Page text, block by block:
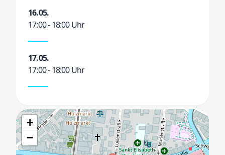
16.05.
17:00 - 18:00 Uhr
17.05.
17:00 - 18:00 Uhr
+
−